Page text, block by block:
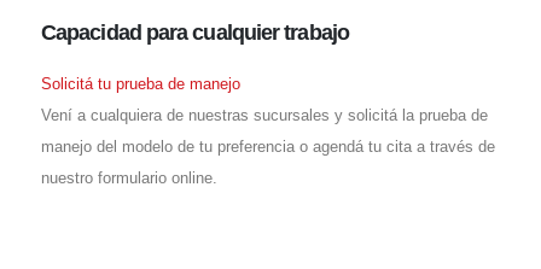
Capacidad para cualquier trabajo
Solicitá tu prueba de manejo
Vení a cualquiera de nuestras sucursales y solicitá la prueba de
manejo del modelo de tu preferencia o agendá tu cita a través de
nuestro formulario online.